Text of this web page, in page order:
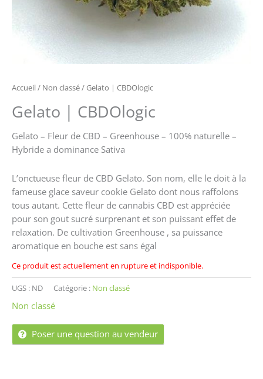
Accueil/ Non classé/ Gelato | CBDOlogic
Gelato | CBDOlogic
Gelato – Fleur de CBD – Greenhouse – 100% naturelle –
Hybride a dominance Sativa
L’onctueuse fleur de CBD Gelato. Son nom, elle le doit à la
fameuse glace saveur cookie Gelato dont nous raffolons
tous autant. Cette fleur de cannabis CBD est appréciée
pour son gout sucré surprenant et son puissant effet de
relaxation. De cultivation Greenhouse , sa puissance
aromatique en bouche est sans égal
Ce produit est actuellement en rupture et indisponible.
UGS : ND Catégorie : Non classé
Non classé
Poser une question au vendeur